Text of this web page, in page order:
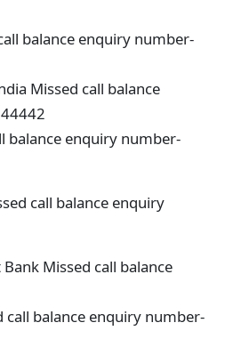
balance enquiry number-
Missed call balance
balance enquiry number-
call balance enquiry
Missed call balance
call balance enquiry number-